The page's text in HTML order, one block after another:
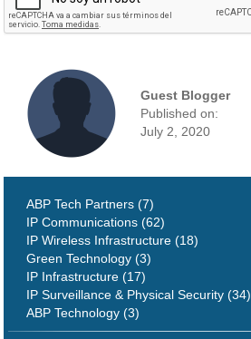
Guest Blogger
Published on:
July 2, 2020
ABP Tech Partners (7)
IP Communications (62)
IP Wireless Infrastructure (18)
Green Technology (3)
IP Infrastructure (17)
IP Surveillance & Physical Security (34)
ABP Technology (3)